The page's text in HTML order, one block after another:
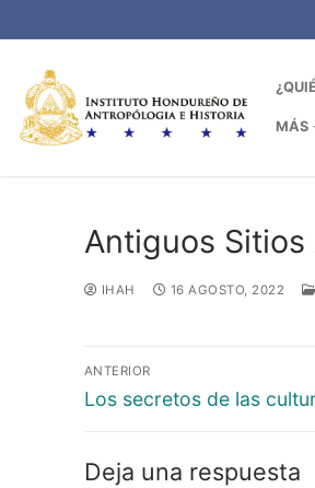
al
contenido
MÁS
Antiguos
IHAH 16 AGOSTO, 2022
Navegación
de
ANTERIOR
Entrada
Los secretos de las
Deja una respuesta